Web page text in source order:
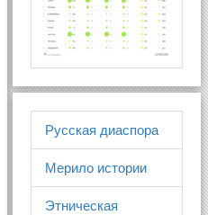
Русская диаспора
Мерило истории
Этническая